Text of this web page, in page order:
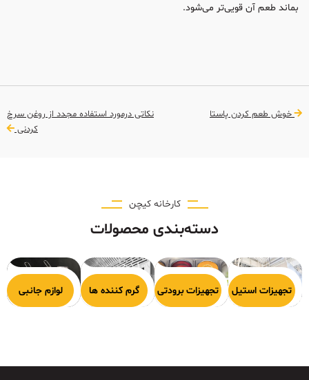
بماند طعم آن قویی‌تر می‌شود.
خوش طعم کردن پاستا
نكاتی درمورد استفاده مجدد از روغن سرخ
کردنی
کارخانه کیچن
دسته‌بندی محصولات
پخت
تجهیزات استیل
تجهیزات برودتی گرم کننده ها لوازم جانبی